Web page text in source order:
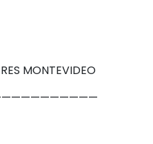
MONTEVIDEO